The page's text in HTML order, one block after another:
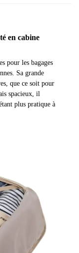
en cabine
pour les bagages
Sa grande
que ce soit pour
spacieux, il
plus pratique à